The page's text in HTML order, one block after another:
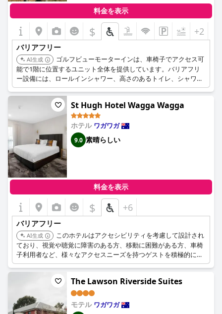
料金を表示
$ +2
バリアフリー
AI生成
ゴルフビューモーターインは、車椅子でアクセス可
能で1階に位置するユニット全体を提供しています。バリアフリ
ー設備には、ロールインシャワー、高さのあるトイレ、シャワー
チェア、改造された浴槽、低いシンク、手すり付きトイレが含ま
れます。
St Hugh Hotel Wagga Wagga
ホテル ワガワガ
9.0 素晴らしい
料金を表示
$ +6
バリアフリー
AI生成
このホテルはアクセシビリティを考慮して設計され
ており、視覚や聴覚に障害のある方、移動に困難がある方、車椅
子利用者など、様々なアクセスニーズを持つゲストを積極的に歓
迎しています。バリアフリーの客室にはレインシャワー付きの専
用バスルームがあり、ホテルにはバリアフリーのエレベーター
と、段差のないシャワーや手すりなどの設備を備えた車椅子対応
のバスルームがあります。
The Lawson Riverside Suites
モテル ワガワガ